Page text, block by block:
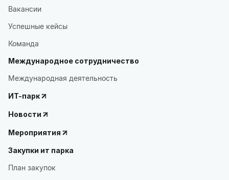
Вакансии
Успешные кейсы
Команда
Международное сотрудничество
Международная деятельность
ИТ-парк
Новости
Мероприятия
Закупки ит парка
План закупок